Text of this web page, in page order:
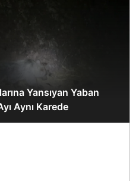
Yansıyan Yaban
Aynı Karede